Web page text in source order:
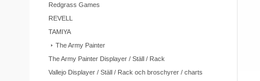
Redgrass Games
REVELL
TAMIYA
The Army Painter
The Army Painter Displayer / Ställ / Rack
Vallejo Displayer / Ställ / Rack och broschyrer / charts